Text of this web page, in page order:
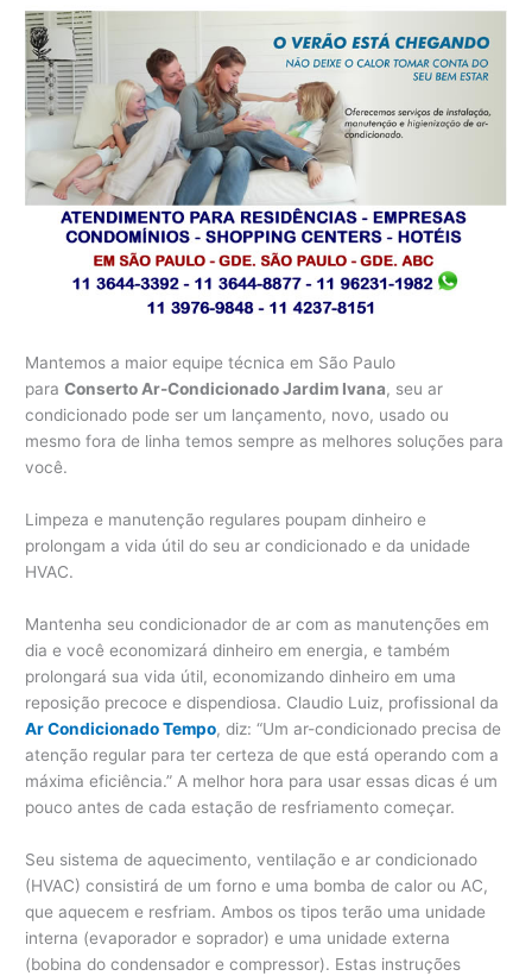
Mantemos a maior equipe técnica em São Paulo
paraConserto Ar-Condicionado Jardim Ivana, seu ar
condicionado pode ser um lançamento, novo, usado ou
mesmo fora de linha temos sempre as melhores soluções para
você.
Limpeza e manutenção regulares poupam dinheiro e
prolongam a vida útil do seu ar condicionado e da unidade
HVAC.
Mantenha seu condicionador de ar com as manutenções em
dia e você economizará dinheiro em energia, e também
prolongará sua vida útil, economizando dinheiro em uma
reposição precoce e dispendiosa. Claudio Luiz, profissional da
Ar Condicionado Tempo, diz: “Um ar-condicionado precisa de
atenção regular para ter certeza de que está operando com a
máxima eficiência.” A melhor hora para usar essas dicas é um
pouco antes de cada estação de resfriamento começar.
Seu sistema de aquecimento, ventilação e ar condicionado
(HVAC) consistirá de um forno e uma bomba de calor ou AC,
que aquecem e resfriam. Ambos os tipos terão uma unidade
interna (evaporador e soprador) e uma unidade externa
(bobina do condensador e compressor). Estas instruções